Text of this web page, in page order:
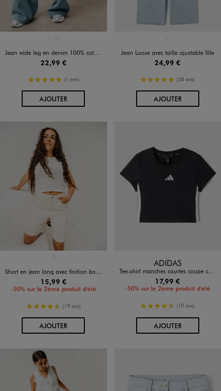
Jean wide leg en denim 100% coton fille
22,99 €
5/5 de moyenne
(1 avis)
AJOUTERAU PANIER
Jean Loose avec taille ajustable fille
24,99 €
5/5 de moyenne
(58 avis)
AJOUTERAU PANIER
Short en jean long avec finition bord-franc fille
15,99 €
-50% sur le 2ème produit d'été
4.5/5 de moyenne
(19 avis)
AJOUTERAU PANIER
Disponible en 1 coloris
ADIDAS
Tee-shirt manches courtes coupe courte fille - Adidas
17,99 €
-50% sur le 2ème produit d'été
4.5/5 de moyenne
(10 avis)
AJOUTERAU PANIER